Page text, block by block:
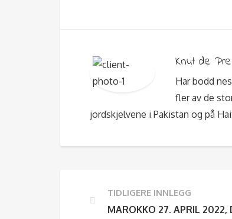
Knut de
Har bodd
fler av de
jordskjelvene i Pakistan og på
TIDLIGERE INNLEGG
MAROKKO 27. APRIL 2022,